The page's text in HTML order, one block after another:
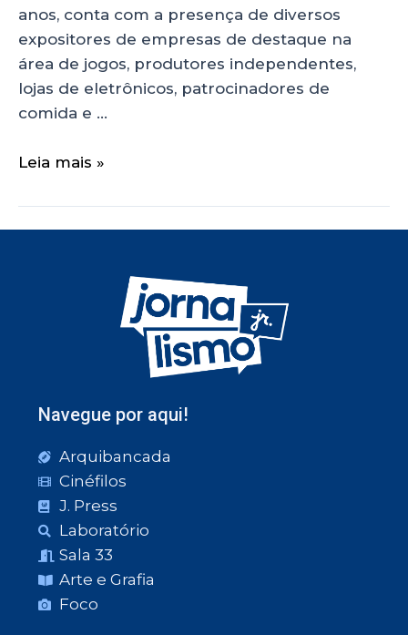
anos, conta com a presença de diversos
expositores de empresas de destaque na
área de jogos, produtores independentes,
lojas de eletrônicos, patrocinadores de
comida e …
Leia mais »
Navegue por aqui!
Arquibancada
Cinéfilos
J. Press
Laboratório
Sala 33
Arte e Grafia
Foco